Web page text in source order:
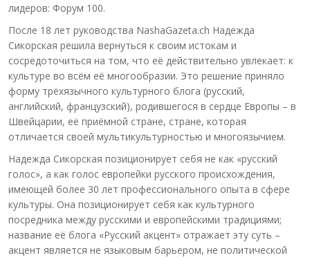
лидеров: Форум 100.
После 18 лет руководства NashaGazeta.ch Надежда
Сикорская решила вернуться к своим истокам и
сосредоточиться на том, что её действительно увлекает: к
культуре во всём её многообразии. Это решение приняло
форму трёхязычного культурного блога (русский,
английский, французский), родившегося в сердце Европы – в
Швейцарии, её приёмной стране, стране, которая
отличается своей мультикультурностью и многоязычием.
Надежда Сикорская позиционирует себя не как «русский
голос», а как голос европейки русского происхождения,
имеющей более 30 лет профессионального опыта в сфере
культуры. Она позиционирует себя как культурного
посредника между русскими и европейскими традициями;
название её блога «Русский акцент» отражает эту суть –
акцент является не языковым барьером, не политической